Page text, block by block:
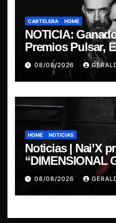
CARTELERA HOME
NOTICIA:
Premios Pulsar,
presentan show
08/08/2026
HOME NOTICIAS
Noticias | Nai’X
“DIMENSIONAL
08/08/2026